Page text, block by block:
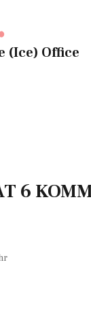
(Ice) Office
6